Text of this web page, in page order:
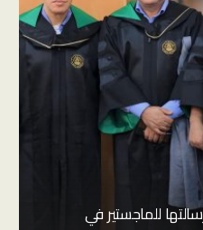
للماجستير في